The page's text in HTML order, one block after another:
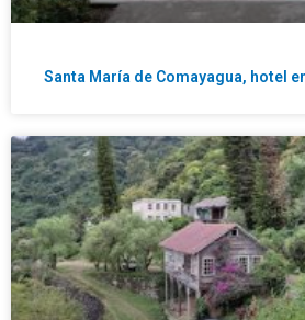
Santa María de Comayagua, hotel